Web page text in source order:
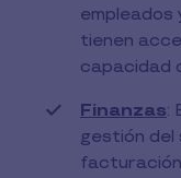
empleados
tienen
capacidad
Finanzas:
gestión del